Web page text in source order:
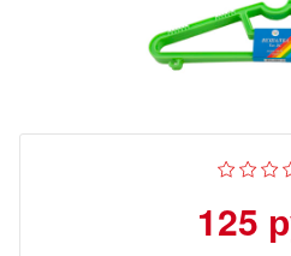
125